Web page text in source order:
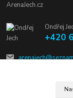
ArenaJech.cz
Ondřej
+420